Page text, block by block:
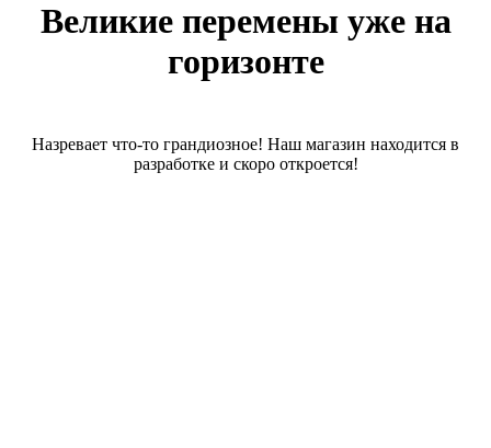
Великие перемены уже на
горизонте
Назревает что-то грандиозное! Наш магазин находится в
разработке и скоро откроется!